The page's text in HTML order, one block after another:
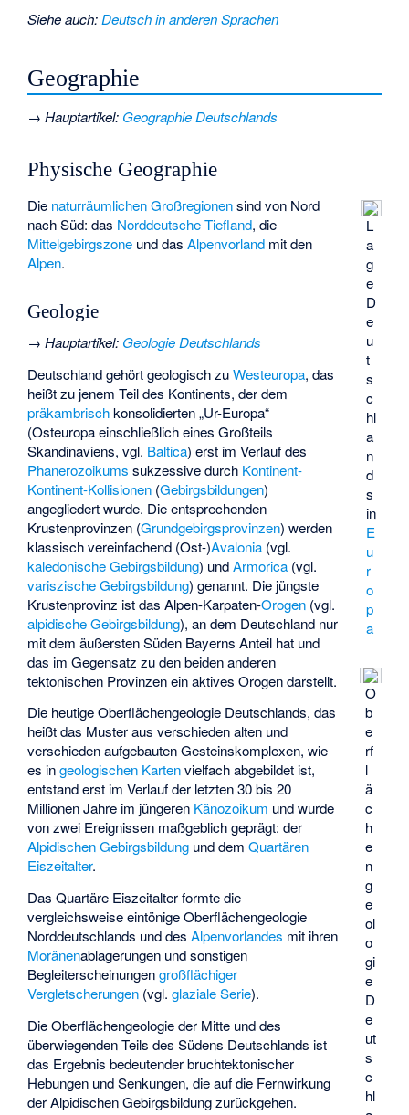
Siehe auch:Deutsch in anderen Sprachen
Geographie
→Hauptartikel: Geographie Deutschlands
Physische Geographie
L
a
g
e
D
e
u
t
s
c
hl
a
n
d
s
in
E
u
r
o
p
a
Die naturräumlichen Großregionensind von Nord
nach Süd: das Norddeutsche Tiefland, die
Mittelgebirgszone und dasAlpenvorland mit den
Alpen.
Geologie
→Hauptartikel: Geologie Deutschlands
O
b
e
rf
l
ä
c
h
e
n
g
e
ol
o
gi
e
D
e
ut
s
c
hl
Deutschland gehört geologisch zuWesteuropa, das
heißt zu jenem Teil des Kontinents, der dem
präkambrischkonsolidierten „Ur-Europa“
(Osteuropa einschließlich eines Großteils
Skandinaviens, vgl. Baltica) erst im Verlauf des
Phanerozoikums sukzessive durch Kontinent-
Kontinent-Kollisionen (Gebirgsbildungen)
angegliedert wurde. Die entsprechenden
Krustenprovinzen (Grundgebirgsprovinzen) werden
klassisch vereinfachend (Ost-)Avalonia (vgl.
kaledonische Gebirgsbildung) undArmorica (vgl.
variszische Gebirgsbildung) genannt. Die jüngste
Krustenprovinz ist das Alpen-Karpaten-Orogen (vgl.
alpidische Gebirgsbildung), an dem Deutschland nur
mit dem äußersten Süden Bayerns Anteil hat und
das im Gegensatz zu den beiden anderen
tektonischen Provinzen ein aktives Orogen darstellt.
Die heutige Oberflächengeologie Deutschlands, das
heißt das Muster aus verschieden alten und
verschieden aufgebauten Gesteinskomplexen, wie
es ingeologischen Kartenvielfach abgebildet ist,
entstand erst im Verlauf der letzten 30 bis 20
Millionen Jahre im jüngeren Känozoikum und wurde
von zwei Ereignissen maßgeblich geprägt: der
Alpidischen Gebirgsbildung und demQuartären
Eiszeitalter.
Das Quartäre Eiszeitalter formte die
vergleichsweise eintönige Oberflächengeologie
Norddeutschlands und desAlpenvorlandes mit ihren
Moränen­ablagerungen und sonstigen
Begleiterscheinungengroßflächiger
Vergletscherungen (vgl.glaziale Serie).
Die Oberflächengeologie der Mitte und des
überwiegenden Teils des Südens Deutschlands ist
das Ergebnis bedeutender bruchtektonischer
Hebungen und Senkungen, die auf die Fernwirkung
der Alpidischen Gebirgsbildung zurückgehen.